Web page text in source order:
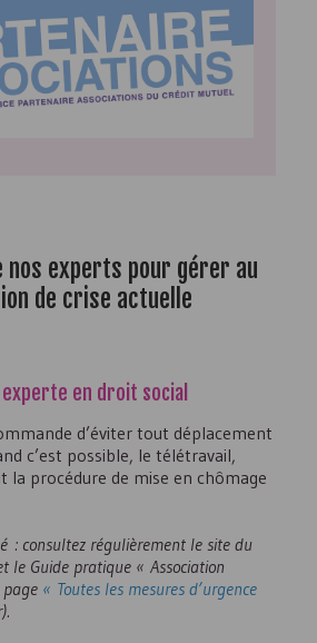
nos experts pour gérer au
de crise actuelle
en droit social
d’éviter tout déplacement
c’est possible, le télétravail,
la procédure de mise en chômage
: consultez régulièrement le site du
le Guide pratique « Association
« Toutes les mesures d’urgence